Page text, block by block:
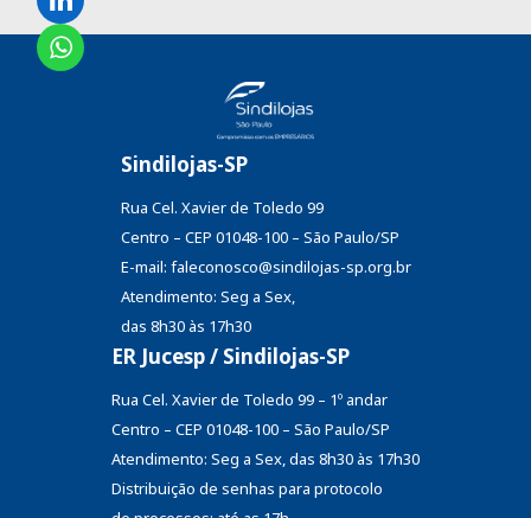
Sindilojas-SP
Rua Cel. Xavier de Toledo 99
Centro – CEP 01048-100 – São Paulo/SP
E-mail: faleconosco@sindilojas-sp.org.br
Atendimento: Seg a Sex,
das 8h30 às 17h30
ER Jucesp / Sindilojas-SP
Rua Cel. Xavier de Toledo 99 – 1º andar
Centro – CEP 01048-100 – São Paulo/SP
Atendimento: Seg a Sex, das 8h30 às 17h30
Distribuição de senhas para protocolo